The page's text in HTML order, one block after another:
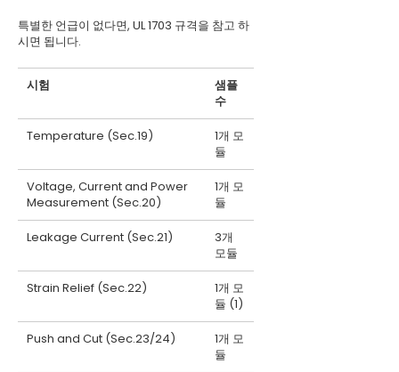
특별한 언급이 없다면, UL 1703 규격을 참고 하
시면 됩니다.
시험
샘플
수
Temperature (Sec.19)
1개 모
듈
Voltage, Current and Power
Measurement (Sec.20)
1개 모
듈
Leakage Current (Sec.21)
3개
모듈
Strain Relief (Sec.22)
1개 모
듈 (1)
Push and Cut (Sec.23/24)
1개 모
듈